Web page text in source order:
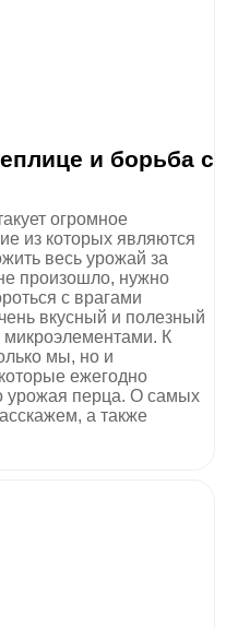
и борьба с
огромное
из которых являются
весь урожай за
произошло, нужно
с врагами
вкусный и полезный
К
мы, но и
ежегодно
урожая перца. О самых
а также